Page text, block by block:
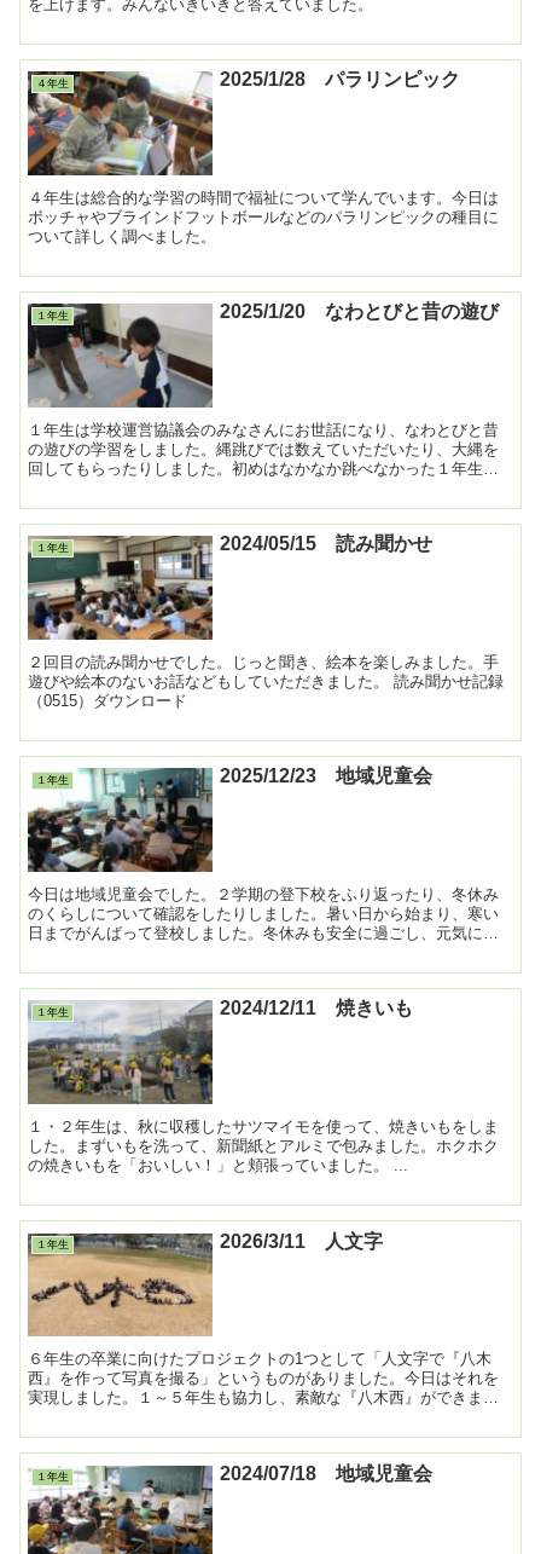
を上げます。みんないきいきと答えていました。
４年生 2025/1/28 パラリンピック
４年生は総合的な学習の時間で福祉について学んでいます。今日は
ボッチャやブラインドフットボールなどのパラリンピックの種目に
ついて詳しく調べました。
１年生 2025/1/20 なわとびと昔の遊び
１年生は学校運営協議会のみなさんにお世話になり、なわとびと昔
の遊びの学習をしました。縄跳びでは数えていただいたり、大縄を
回してもらったりしました。初めはなかなか跳べなかった１年生も
１年生 2024/05/15 読み聞かせ
２回目の読み聞かせでした。じっと聞き、絵本を楽しみました。手
遊びや絵本のないお話などもしていただきました。 読み聞かせ記録
（0515）ダウンロード
１年生 2025/12/23 地域児童会
今日は地域児童会でした。２学期の登下校をふり返ったり、冬休み
のくらしについて確認をしたりしました。暑い日から始まり、寒い
日までがんばって登校しました。冬休みも安全に過ごし、元気に過
１年生 2024/12/11 焼きいも
１・２年生は、秋に収穫したサツマイモを使って、焼きいもをしま
した。まずいもを洗って、新聞紙とアルミで包みました。ホクホク
の焼きいもを「おいしい！」と頬張っていました。 ...
１年生 2026/3/11 人文字
６年生の卒業に向けたプロジェクトの1つとして「人文字で『八木
西』を作って写真を撮る」というものがありました。今日はそれを
実現しました。１～５年生も協力し、素敵な『八木西』ができまし
１年生 2024/07/18 地域児童会